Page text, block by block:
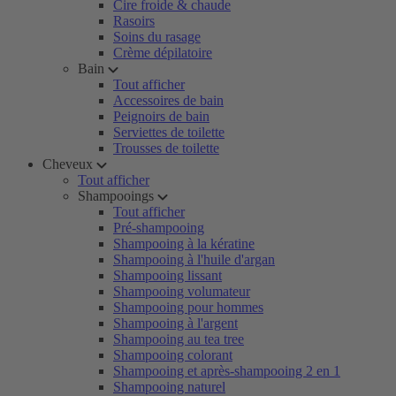
Cire froide & chaude
Rasoirs
Soins du rasage
Crème dépilatoire
Bain
Tout afficher
Accessoires de bain
Peignoirs de bain
Serviettes de toilette
Trousses de toilette
Cheveux
Tout afficher
Shampooings
Tout afficher
Pré-shampooing
Shampooing à la kératine
Shampooing à l'huile d'argan
Shampooing lissant
Shampooing volumateur
Shampooing pour hommes
Shampooing à l'argent
Shampooing au tea tree
Shampooing colorant
Shampooing et après-shampooing 2 en 1
Shampooing naturel